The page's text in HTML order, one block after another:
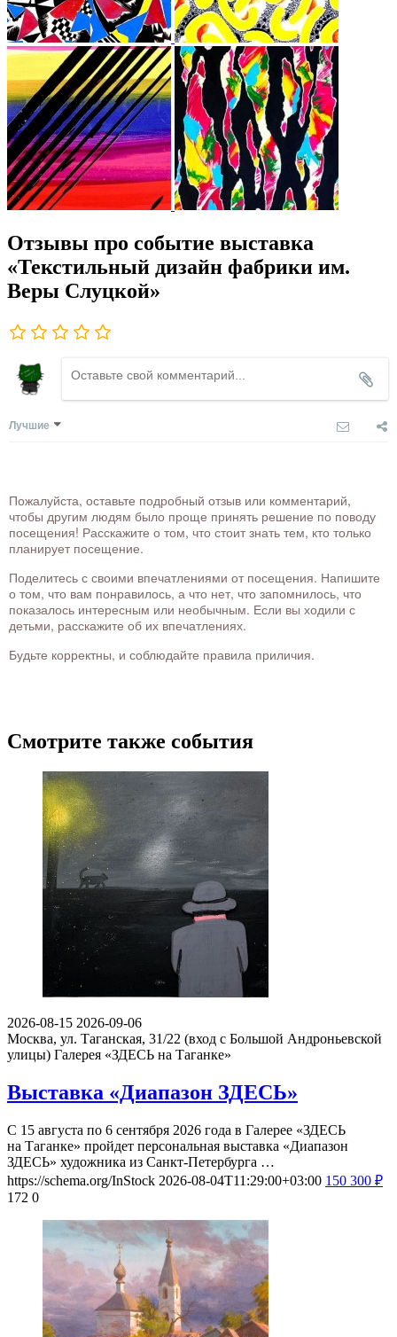
Отзывы про событие выставка
«Текстильный дизайн фабрики им.
Веры Слуцкой»
Лучшие
Пожалуйста, оставьте подробный отзыв или комментарий,
чтобы другим людям было проще принять решение по поводу
посещения! Расскажите о том, что стоит знать тем, кто только
планирует посещение.
Поделитесь с своими впечатлениями от посещения. Напишите
о том, что вам понравилось, а что нет, что запомнилось, что
показалось интересным или необычным. Если вы ходили с
детьми, расскажите об их впечатлениях.
Будьте корректны, и соблюдайте правила приличия.
Смотрите также события
2026-08-15 2026-09-06
Москва, ул. Таганская, 31/22 (вход с Большой Андроньевской
улицы) Галерея «ЗДЕСЬ на Таганке»
Выставка «Диапазон ЗДЕСЬ»
С 15 августа по 6 сентября 2026 года в Галерее «ЗДЕСЬ
на Таганке» пройдет персональная выставка «Диапазон
ЗДЕСЬ» художника из Санкт-Петербурга …
https://schema.org/InStock 2026-08-04T11:29:00+03:00 150 300 ₽
172 0